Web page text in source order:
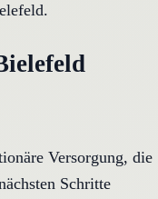
Versorgung, die
Schritte